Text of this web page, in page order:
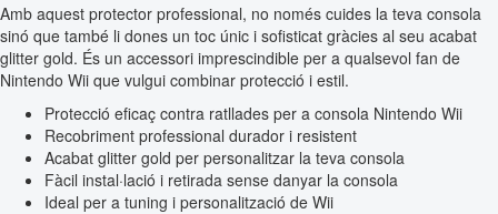
Amb aquest protector professional, no només cuides la teva consola
sinó que també li dones un toc únic i sofisticat gràcies al seu acabat
glitter gold. És un accessori imprescindible per a qualsevol fan de
Nintendo Wii que vulgui combinar protecció i estil.
Protecció eficaç contra ratllades per a consola Nintendo Wii
Recobriment professional durador i resistent
Acabat glitter gold per personalitzar la teva consola
Fàcil instal·lació i retirada sense danyar la consola
Ideal per a tuning i personalització de Wii